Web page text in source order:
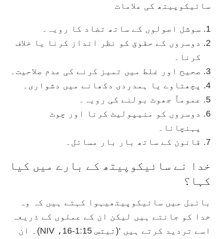
سائیکوپیتھ کی علامات
سوشل اصولوں کے ساتھ تضاد کا رویہ۔
دوسروں کے حقوق کو نظر انداز کرنا یا خلاف
کرنا۔
صحیح اور غلط میں تمیز کرنے کی عدم صلاحیت۔
پچھتاوے یا ہمدردی دکھانے میں دشواری۔
عموماً جھوٹ بولنے کی رویہ۔
دوسروں کو منیپولیٹ کرنا اور چوٹ
پہنچانا۔
قانون کے ساتھ بار بار مسائل۔
خدا نے سائیکوپیتھ کے بارے میں کیا
کہا؟
بائبل میں سائیکوپیتھیہوا کہتے ہیں کہ وہ
خدا کو جانتے ہیں لیکن ان کے عملوں کے ذریعہ
اسے تردید کرتے ہیں ‘(تیتس 1:15-16، NIV)۔ ان